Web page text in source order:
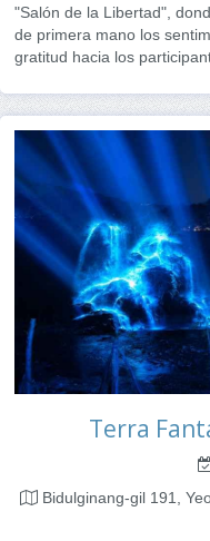
"Salón de la Libertad",
de primera mano los
gratitud hacia los
Terra
Bidulginang-gil 191,